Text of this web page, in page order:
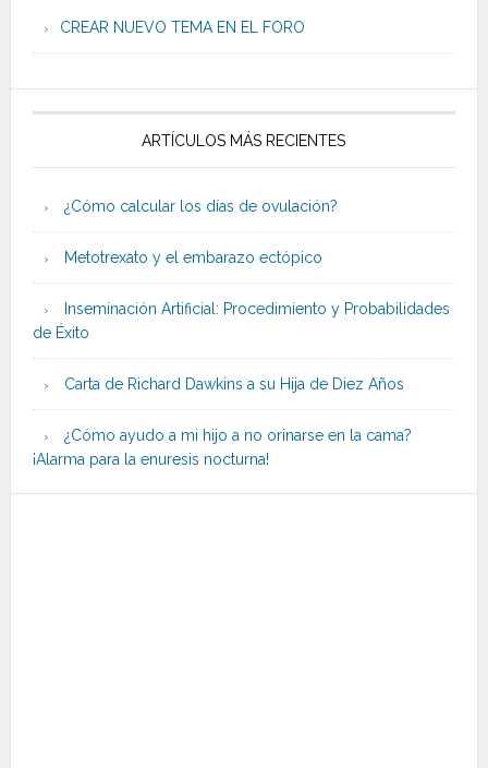
CREAR NUEVO TEMA EN EL FORO
ARTÍCULOS MÁS RECIENTES
¿Cómo calcular los días de ovulación?
Metotrexato y el embarazo ectópico
Inseminación Artificial: Procedimiento y Probabilidades
de Éxito
Carta de Richard Dawkins a su Hija de Diez Años
¿Cómo ayudo a mi hijo a no orinarse en la cama?
¡Alarma para la enuresis nocturna!